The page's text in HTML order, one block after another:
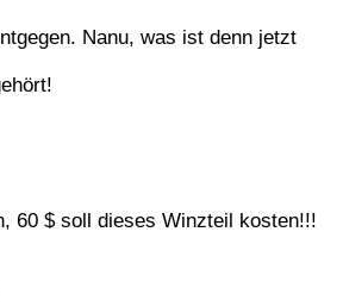
Nanu, was ist denn jetzt
60 $ soll dieses Winzteil kosten!!!